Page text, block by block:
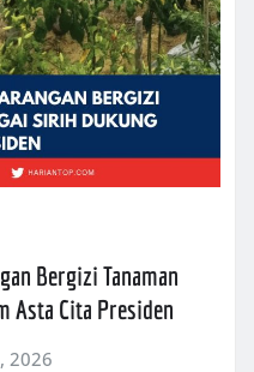
Bergizi Tanaman
Asta Cita Presiden
2026